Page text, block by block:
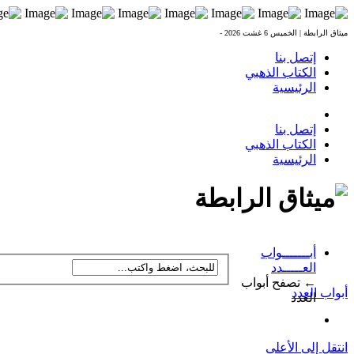
ميثاق الرابطة | الخميس 6 غشت 2026 -
إتصل بنا
الكتاب الذهبي
الرئيسية
إتصل بنا
الكتاب الذهبي
الرئيسية
أبـــــــواب
العـــــدد
← تصفح أبواب
العدد
أبواب العدد
انتقل إلى الأعلى